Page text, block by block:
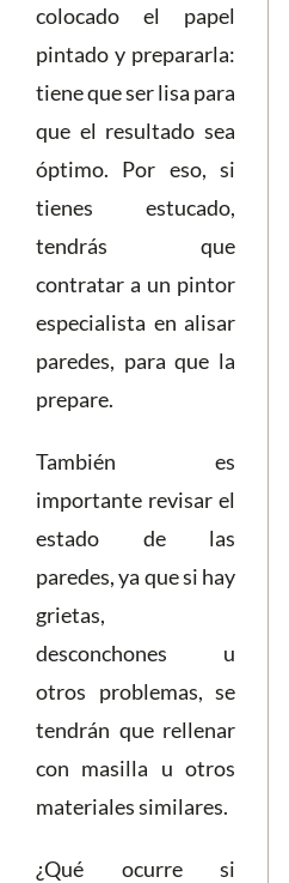
colocado el papel
pintado y prepararla:
tiene que ser lisa para
que el resultado sea
óptimo. Por eso, si
tienes estucado,
tendrás que
contratar a un pintor
especialista en alisar
paredes, para que la
prepare.
También es
importante revisar el
estado de las
paredes, ya que si hay
grietas,
desconchones u
otros problemas, se
tendrán que rellenar
con masilla u otros
materiales similares.
¿Qué ocurre si